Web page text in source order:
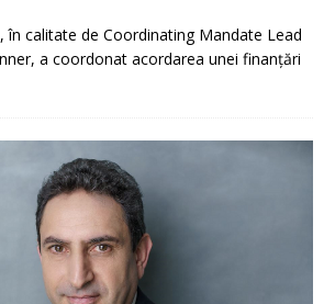
în calitate de Coordinating Mandate Lead
a coordonat acordarea unei finanțări